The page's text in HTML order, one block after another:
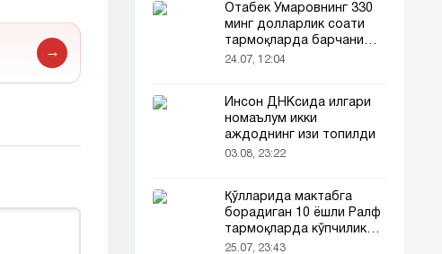
→
Отабек Умаровнинг 330
минг долларлик соати
тармоқларда барчани
эътиборини тортди!
24.07, 12:04
Инсон ДНКсида илгари
номаълум икки
аждоднинг изи топилди
03.08, 23:22
Қўлларида мактабга
борадиган 10 ёшли Ралф
тармоқларда кўпчиликни
таъсирлантирди
25.07, 23:43